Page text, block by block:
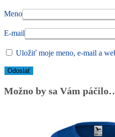
Meno
E-mail
Uložiť moje meno, e-mail a
Možno by sa Vám